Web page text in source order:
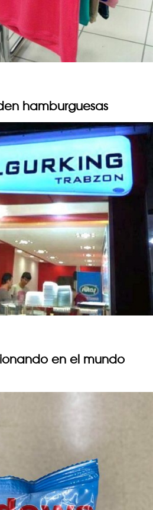
hamburguesas
en el mundo